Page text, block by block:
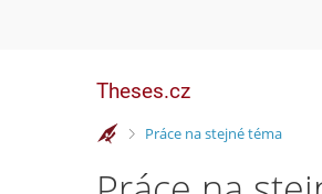
Theses.cz
>Práce na stejné téma